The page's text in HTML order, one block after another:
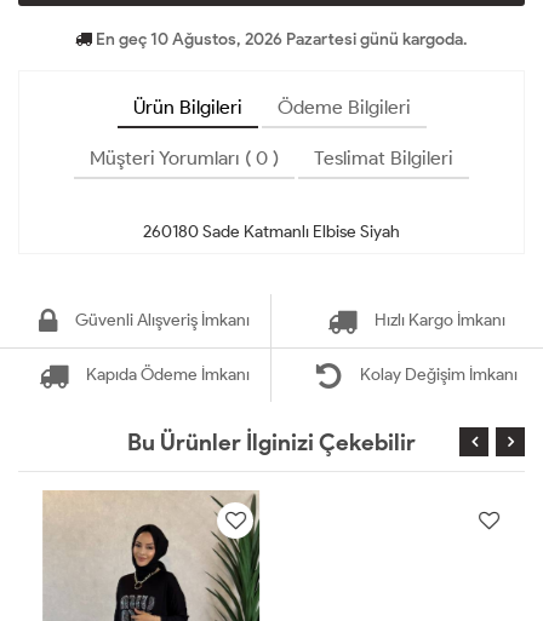
En geç 10 Ağustos, 2026 Pazartesi günü kargoda.
Ürün Bilgileri Ödeme Bilgileri
Müşteri Yorumları ( 0 ) Teslimat Bilgileri
Güvenli Alışveriş İmkanı Hızlı Kargo İmkanı
Kapıda Ödeme İmkanı Kolay Değişim İmkanı
Bu Ürünler İlginizi Çekebilir